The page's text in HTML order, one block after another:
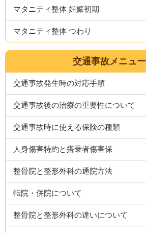
マタニティ整体 妊娠初期
マタニティ整体 つわり
交通事故メニュー
交通事故発生時の対応手順
交通事故後の治療の重要性について
交通事故時に使える保険の種類
人身傷害特約と搭乗者傷害保
整骨院と整形外科の通院方法
転院・併院について
整骨院と整形外科の違いについて